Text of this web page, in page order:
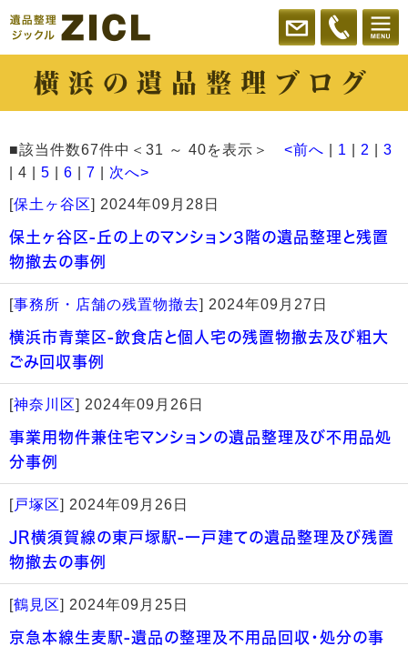
横浜の遺品整理ブログ
■該当件数67件中＜31 ～ 40を表示＞ <前へ 1 2
3
| 4 | 5 6 7 次へ>
[保土ヶ谷区] 2024年09月28日
保土ヶ谷区-丘の上のマンション3階の遺品整理と残置
物撤去の事例
[事務所・店舗の残置物撤去] 2024年09月27日
横浜市青葉区-飲食店と個人宅の残置物撤去及び粗大
ごみ回収事例
[神奈川区] 2024年09月26日
事業用物件兼住宅マンションの遺品整理及び不用品処
分事例
[戸塚区] 2024年09月26日
JR横須賀線の東戸塚駅-一戸建ての遺品整理及び残置
物撤去の事例
[鶴見区] 2024年09月25日
京急本線生麦駅-遺品の整理及不用品回収・処分の事